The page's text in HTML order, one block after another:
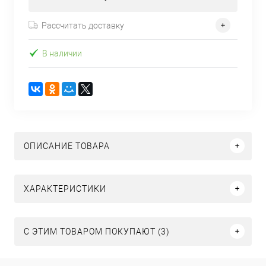
Рассчитать доставку
В наличии
ОПИСАНИЕ ТОВАРА
ХАРАКТЕРИСТИКИ
С ЭТИМ ТОВАРОМ ПОКУПАЮТ (3)